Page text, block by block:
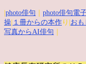
photo俳句 photo俳句電
操 １冊からの本作 り| お
写真からAI俳句